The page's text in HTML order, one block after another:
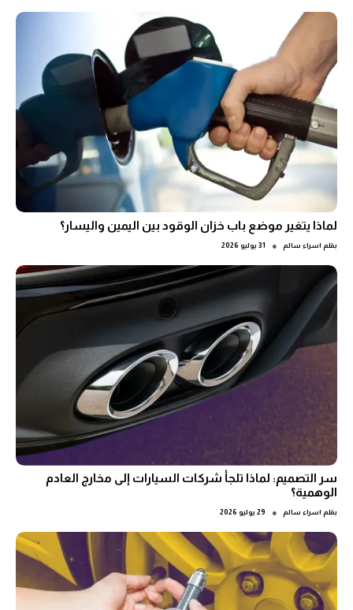
لماذا يتغير موضع باب خزان الوقود بين اليمين واليسار؟
بقلم اسراء سالم ● 31 يوليو 2026
سر التصميم: لماذا تلجأ شركات السيارات إلى مخارج العادم
الوهمية؟
بقلم اسراء سالم ● 29 يوليو 2026